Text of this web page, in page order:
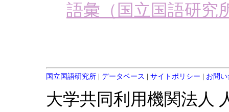
語彙（国立国語研究
国立国語研究所 | データベース | サイトポリシー | お問
大学共同利用機関法人